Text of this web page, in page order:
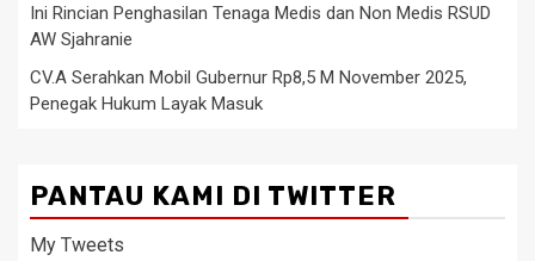
Ini Rincian Penghasilan Tenaga Medis dan Non Medis RSUD
AW Sjahranie
CV.A Serahkan Mobil Gubernur Rp8,5 M November 2025,
Penegak Hukum Layak Masuk
PANTAU KAMI DI TWITTER
My Tweets